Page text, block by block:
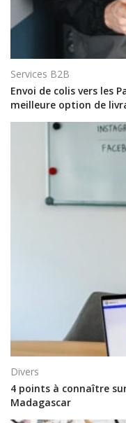
Services B2B
Envoi de colis vers les
meilleure option de
Divers
4 points à connaître
Madagascar